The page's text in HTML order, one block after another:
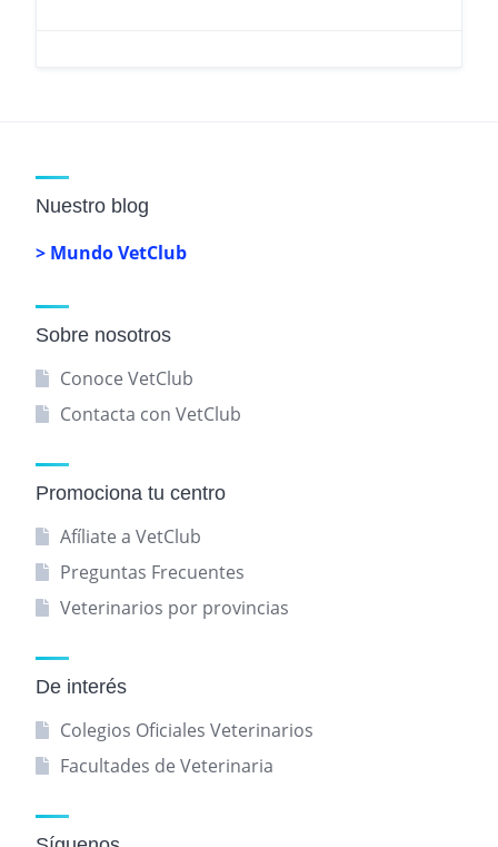
Nuestro blog
> Mundo VetClub
Sobre nosotros
Conoce VetClub
Contacta con VetClub
Promociona tu centro
Afíliate a VetClub
Preguntas Frecuentes
Veterinarios por provincias
De interés
Colegios Oficiales Veterinarios
Facultades de Veterinaria